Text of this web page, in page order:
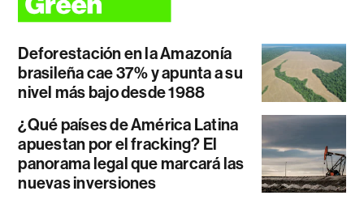
Deforestación en la Amazonía
brasileña cae 37% y apunta a su
nivel más bajo desde 1988
¿Qué países de América Latina
apuestan por el fracking? El
panorama legal que marcará las
nuevas inversiones